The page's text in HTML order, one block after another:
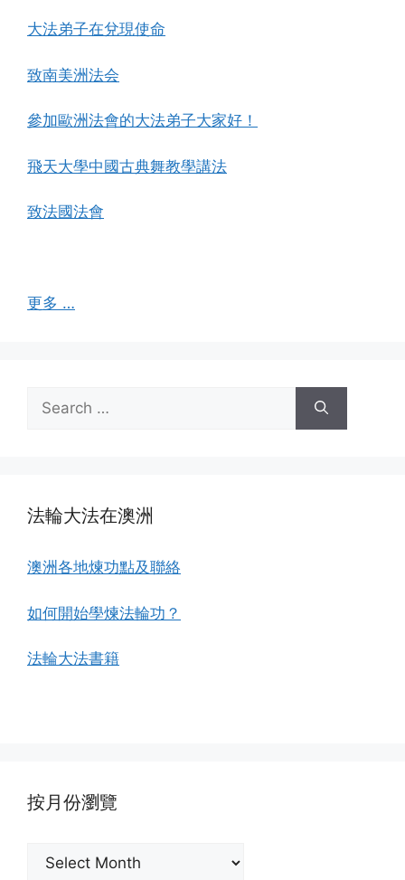
大法弟子在兌現使命
致南美洲法会
參加歐洲法會的大法弟子大家好！
飛天大學中國古典舞教學講法
致法國法會
更多 …
Search
for:
法輪大法在澳洲
澳洲各地煉功點及聯絡
如何開始學煉法輪功？
法輪大法書籍
按月份瀏覽